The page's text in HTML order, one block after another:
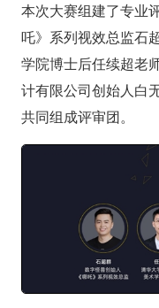
本次大赛组建了专业
吒》系列视效总监石
学院博士后任续超老
计有限公司创始人白
共同组成评审团。